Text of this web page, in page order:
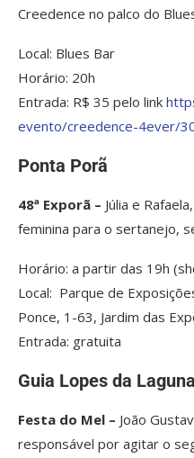
Creedence no palco do
Local: Blues Bar
Horário: 20h
Entrada: R$ 35 pelo link
evento/creedence-4ever/
Ponta Porã
48ª Exporã – Júlia e
feminina para o sertanejo,
Horário: a partir das 19h
Local: Parque de
Ponce, 1-63, Jardim das
Entrada: gratuita
Guia Lopes da Laguna
Festa do Mel – João
responsável por agitar o